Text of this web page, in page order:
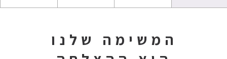
המשימה שלנו